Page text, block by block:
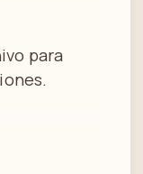
para